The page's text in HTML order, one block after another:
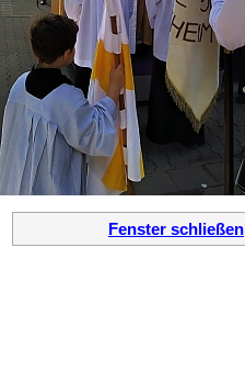
Fenster schließen